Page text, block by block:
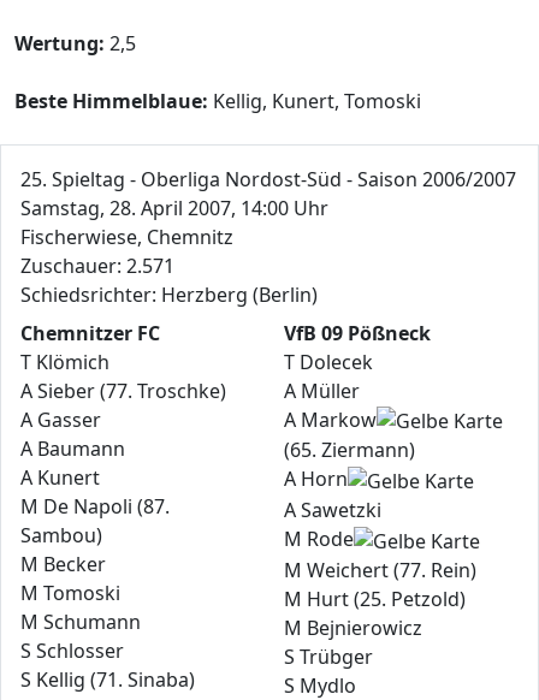
Wertung: 2,5
Beste Himmelblaue: Kellig, Kunert, Tomoski
25. Spieltag - Oberliga Nordost-Süd - Saison 2006/2007
Samstag, 28. April 2007, 14:00 Uhr
Fischerwiese, Chemnitz
Zuschauer: 2.571
Schiedsrichter: Herzberg (Berlin)
Chemnitzer FC
T Klömich
A Sieber (77. Troschke)
A Gasser
A Baumann
A Kunert
M De Napoli (87.
Sambou)
M Becker
M Tomoski
M Schumann
S Schlosser
S Kellig (71. Sinaba)
VfB 09 Pößneck
T Dolecek
A Müller
A Markow
(65. Ziermann)
A Horn
A Sawetzki
M Rode
M Weichert (77. Rein)
M Hurt (25. Petzold)
M Bejnierowicz
S Trübger
S Mydlo